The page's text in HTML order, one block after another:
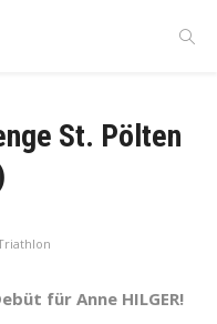
St. Pölten
für Anne HILGER!